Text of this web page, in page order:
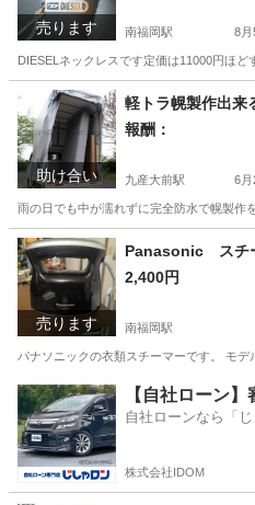
売ります 南福岡駅 8月
DIESELネックレスです定価は11000円ほ
福岡 福岡市 南福岡駅 アクセ
助け合い
軽トラ幌製作出来
報酬：
九産大前駅 6月
雨の日でも中が濡れずに完全防水で幌製作
福岡 福岡市 手
売ります
Panasonic スチ
2,400円
南福岡駅
パナソニックの衣類スチーマーです。 モ
福岡 福岡市 南福岡駅 季節、
【自社ローン
自社ローンなら「
株式会社IDOM